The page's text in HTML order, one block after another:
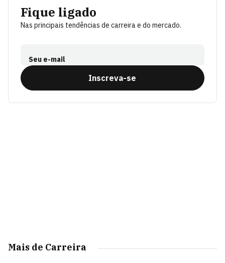
Fique ligado
Nas principais tendências de carreira e do mercado.
Seu e-mail
Inscreva-se
Mais de Carreira